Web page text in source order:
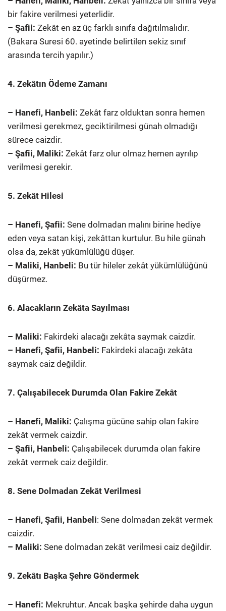
bir fakire verilmesi yeterlidir.
– Şafii: Zekât en az üç farklı sınıfa dağıtılmalıdır.
(Bakara Suresi 60. ayetinde belirtilen sekiz sınıf
arasında tercih yapılır.)
4. Zekâtın Ödeme Zamanı
– Hanefi, Hanbeli: Zekât farz olduktan sonra hemen
verilmesi gerekmez, geciktirilmesi günah olmadığı
sürece caizdir.
– Şafii, Maliki: Zekât farz olur olmaz hemen ayrılıp
verilmesi gerekir.
5. Zekât Hilesi
– Hanefi, Şafii: Sene dolmadan malını birine hediye
eden veya satan kişi, zekâttan kurtulur. Bu hile günah
olsa da, zekât yükümlülüğü düşer.
– Maliki, Hanbeli: Bu tür hileler zekât yükümlülüğünü
düşürmez.
6. Alacakların Zekâta Sayılması
– Maliki: Fakirdeki alacağı zekâta saymak caizdir.
– Hanefi, Şafii, Hanbeli: Fakirdeki alacağı zekâta
saymak caiz değildir.
7. Çalışabilecek Durumda Olan Fakire Zekât
– Hanefi, Maliki: Çalışma gücüne sahip olan fakire
zekât vermek caizdir.
– Şafii, Hanbeli: Çalışabilecek durumda olan fakire
zekât vermek caiz değildir.
8. Sene Dolmadan Zekât Verilmesi
– Hanefi, Şafii, Hanbeli: Sene dolmadan zekât vermek
caizdir.
– Maliki: Sene dolmadan zekât verilmesi caiz değildir.
9. Zekâtı Başka Şehre Göndermek
– Hanefi: Mekruhtur. Ancak başka şehirde daha uygun